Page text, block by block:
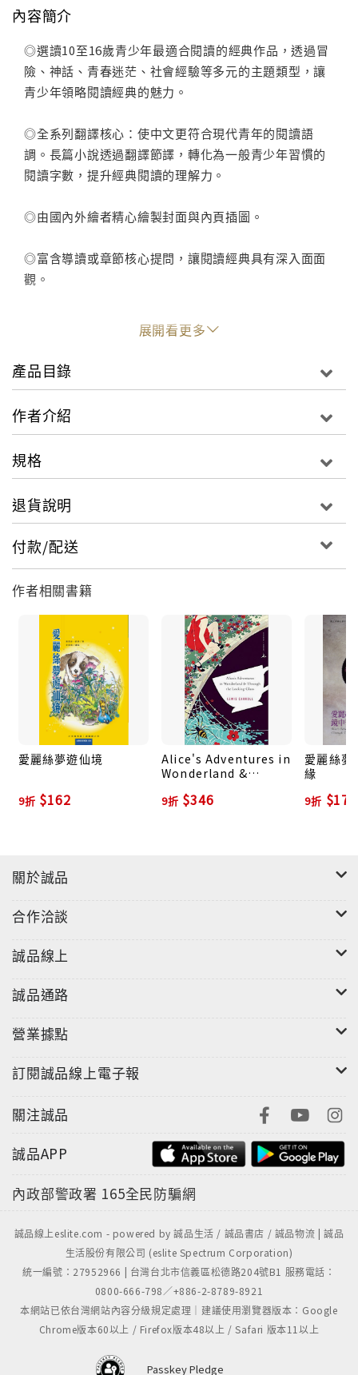
內容簡介
◎選讀10至16歲青少年最適合閱讀的經典作品，透過冒
險、神話、青春迷茫、社會經驗等多元的主題類型，讓
青少年領略閱讀經典的魅力。
◎全系列翻譯核心：使中文更符合現代青年的閱讀語
調。長篇小說透過翻譯節譯，轉化為一般青少年習慣的
閱讀字數，提升經典閱讀的理解力。
◎由國內外繪者精心繪製封面與內頁插圖。
◎富含導讀或章節核心提問，讓閱讀經典具有深入面面
觀。
電影《魔境夢遊》原著
中文版則採用當代知名畫家曾銘祥先生作品
一個無聊的夏日午後，愛麗絲陪同姊姊在樹下看書，突
然看見一隻穿著背心、帶著懷錶的小白兔跑過她身旁，
好奇的愛麗絲緊追在後，一個不小心卻掉進兔子洞裡，
墜入一個奇幻的世界。
在這裡，愛麗絲可以任意變大變小，動物都會說話；蘑
菇上的毛毛蟲、公爵夫人，還有喜歡惡作劇的柴郡貓，
遇見的人事物都讓她驚奇萬分；在帽匠先生的邀請下，
愛麗絲參加撲克牌王國的宴會，卻面臨了紅心皇后的瘋
狂審判……
《愛麗絲夢遊仙境》與《愛麗絲鏡中奇遇》出版後，備
旋風席捲全世界，被改編成無數戲劇、電影、歌劇、舞
影響最大的童話著作之一。
展開看更多
產品目錄
作者介紹
規格
退貨說明
付款/配送
作者相關書籍
愛麗絲夢遊仙境
9折 $162
Alice's Adventures in
Wonderland &
Looking-Glass
9折 $346
愛麗絲夢
緣
9折 $171
關於誠品
合作洽談
誠品線上
誠品通路
營業據點
訂閱誠品線上電子報
關注誠品
誠品APP
內政部警政署 165全民防騙網
誠品線上eslite.com - powered by 誠品生活 / 誠品書店 / 誠品物流 | 誠品
生活股份有限公司 (eslite Spectrum Corporation)
統一編號：27952966 | 台灣台北市信義區松德路204號B1 服務電話：
0800-666-798／+886-2-8789-8921
本網站已依台灣網站內容分級規定處理｜建議使用瀏覽器版本：Google
Chrome版本60以上 / Firefox版本48以上 / Safari 版本11以上
Passkey Pledge